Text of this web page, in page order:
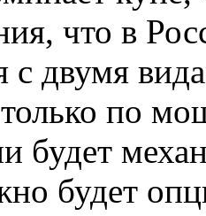
что в
с двумя
только по
будет
будет